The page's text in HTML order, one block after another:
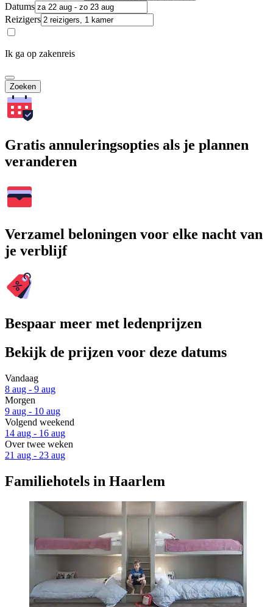
Datums
Reizigers
Ik ga op zakenreis
Zoeken
Gratis annuleringsopties als je plannen
veranderen
Verzamel beloningen voor elke nacht van
je verblijf
Bespaar meer met ledenprijzen
Bekijk de prijzen voor deze datums
Vandaag
8 aug - 9 aug
Morgen
9 aug - 10 aug
Volgend weekend
14 aug - 16 aug
Over twee weken
21 aug - 23 aug
Familiehotels in Haarlem